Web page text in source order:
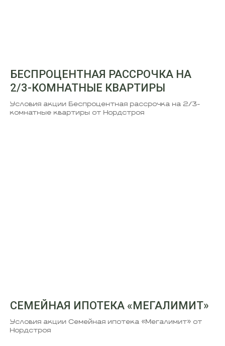
БЕСПРОЦЕНТНАЯ РАССРОЧКА НА
2/3-КОМНАТНЫЕ КВАРТИРЫ
Условия акции Беспроцентная рассрочка на 2/3-
комнатные квартиры от Нордстроя
СЕМЕЙНАЯ ИПОТЕКА «МЕГАЛИМИТ»
Условия акции Семейная ипотека «Мегалимит» от
Нордстроя